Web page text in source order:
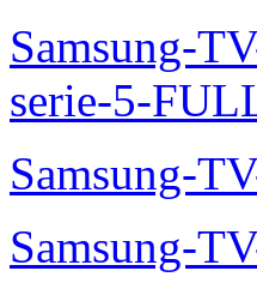
Samsung-
serie-5-
Samsung-
Samsung-